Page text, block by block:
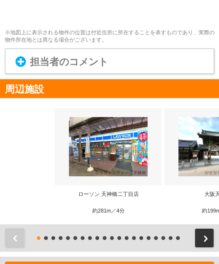
※地図上に表示される物件の位置は付近住所に所在することを表すものであり、実際の
物件所在地とは異なる場合がございます。
担当者のコメント
周辺施設
ローソン 天神橋二丁目店
約281m／4分
大阪
約